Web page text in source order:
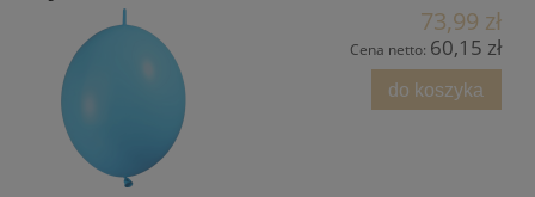
73,99 zł
Cena netto: 60,15 zł
do koszyka